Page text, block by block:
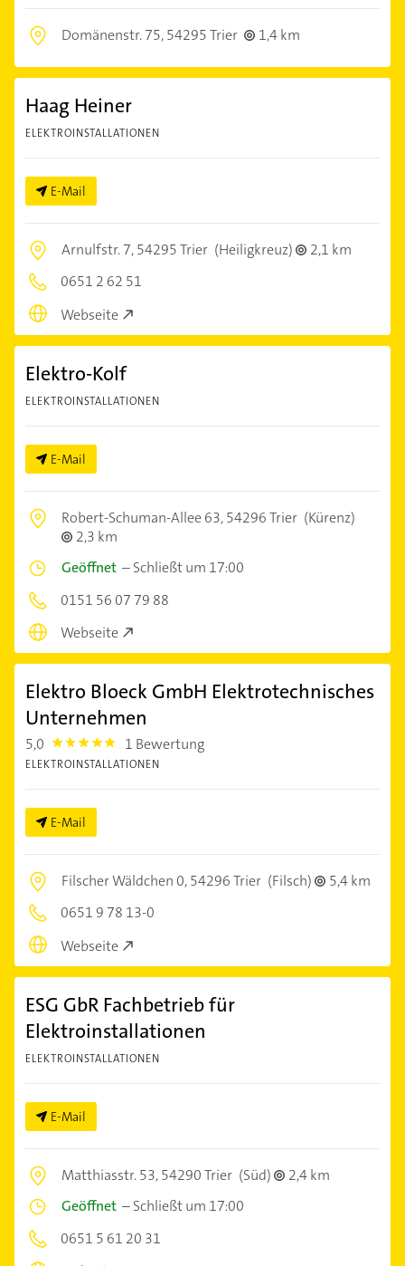
Domänenstr. 75,54295 Trier 1,4 km
Haag Heiner
ELEKTROINSTALLATIONEN
E-Mail
Arnulfstr. 7,54295 Trier (Heiligkreuz)
2,1 km
0651 2 62 51
Webseite
Elektro-Kolf
ELEKTROINSTALLATIONEN
E-Mail
Robert-Schuman-Allee 63,54296 Trier (Kürenz)
2,3 km
Geöffnet –Schließt um 17:00
0151 56 07 79 88
Webseite
Elektro Bloeck GmbH Elektrotechnisches
Unternehmen
5,0 5.0 1 Bewertung
ELEKTROINSTALLATIONEN
E-Mail
Filscher Wäldchen 0,54296 Trier (Filsch)
5,4 km
0651 9 78 13-0
Webseite
ESG GbR Fachbetrieb für
Elektroinstallationen
ELEKTROINSTALLATIONEN
E-Mail
Matthiasstr. 53,54290 Trier (Süd)
2,4 km
Geöffnet –Schließt um 17:00
0651 5 61 20 31